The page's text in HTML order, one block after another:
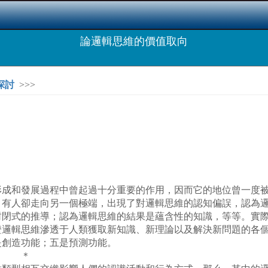
論邏輯思維的價值取向
討>>>
展過程中曾起過十分重要的作用，因而它的地位曾一度
人卻走向另一個極端，出現了對邏輯思維的認知偏誤，認為
式的推導；認為邏輯思維的結果是蘊含性的知識，等等。實
輯思維滲透于人類獲取新知識、新理論以及解決新問題的各
造功能；五是預測功能。